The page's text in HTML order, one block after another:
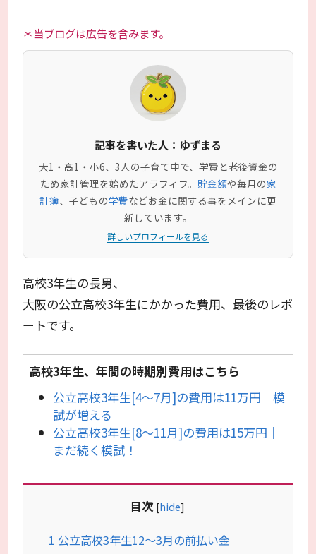
＊当ブログは広告を含みます。
記事を書いた人：ゆずまる
大1・高1・小6、3人の子育て中で、学費と老後資金の
ため家計管理を始めたアラフィフ。 貯金額や毎月の家
計簿、子どもの学費などお金に関する事をメインに更
新しています。
詳しいプロフィールを見る
高校3年生の長男、
大阪の公立高校3年生にかかった費用、最後のレポ
ートです。
高校3年生、年間の時期別費用はこちら
公立高校3年生[4～7月]の費用は11万円｜模
試が増える
公立高校3年生[8～11月]の費用は15万円｜
まだ続く模試！
目次 [hide]
1 公立高校3年生12～3月の前払い金